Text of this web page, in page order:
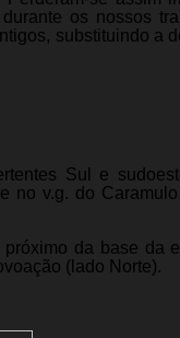
os nossos
substituindo a
Sul e
no v.g. do
da base da
(lado Norte).